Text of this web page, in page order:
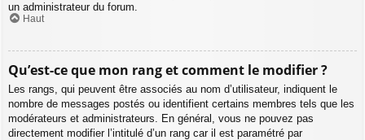
un administrateur du forum.
Haut
Qu’est-ce que mon rang et comment le modifier ?
Les rangs, qui peuvent être associés au nom d’utilisateur, indiquent le
nombre de messages postés ou identifient certains membres tels que les
modérateurs et administrateurs. En général, vous ne pouvez pas
directement modifier l’intitulé d’un rang car il est paramétré par